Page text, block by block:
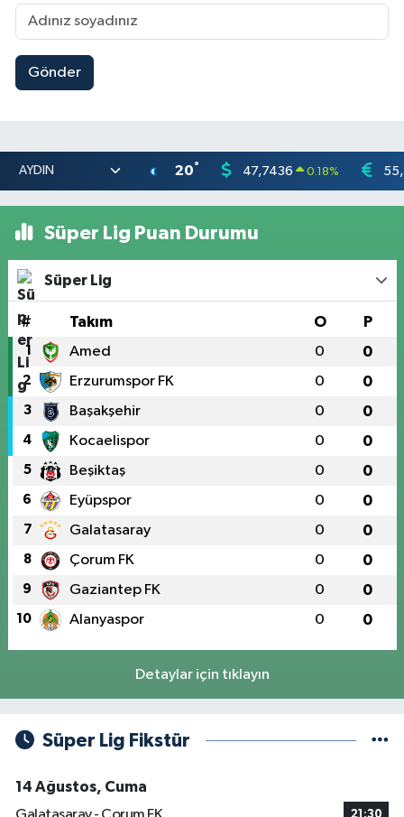
Gönder
20° 47,7436 0.18%
Süper Lig Puan Durumu
Süper Lig
# Takım O P
1 Amed 0 0
2 Erzurumspor FK 0 0
3 Başakşehir 0 0
4 Kocaelispor 0 0
5 Beşiktaş 0 0
6 Eyüpspor 0 0
7 Galatasaray 0 0
8 Çorum FK 0 0
9 Gaziantep FK 0 0
10 Alanyaspor 0 0
Detaylar için tıklayın
Süper Lig Fikstür
14 Ağustos, Cuma
21:30